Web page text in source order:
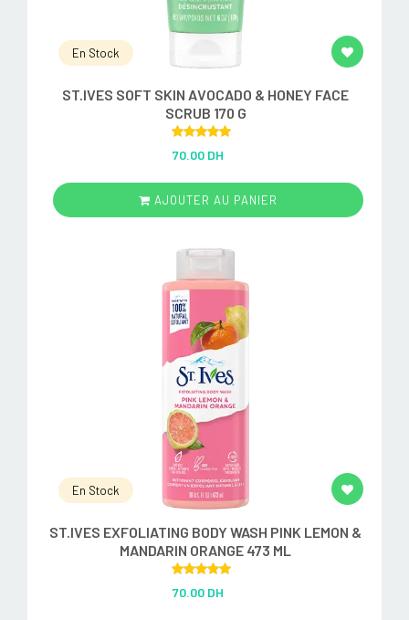
En Stock
ST.IVES SOFT SKIN AVOCADO & HONEY FACE
SCRUB 170 G
out of 5
70.00 DH
AJOUTER AU PANIER
En Stock
ST.IVES EXFOLIATING BODY WASH PINK LEMON &
MANDARIN ORANGE 473 ML
out of 5
70.00 DH